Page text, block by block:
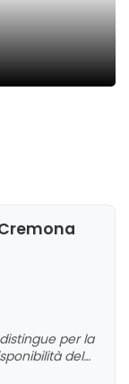
per la
del
sia per la